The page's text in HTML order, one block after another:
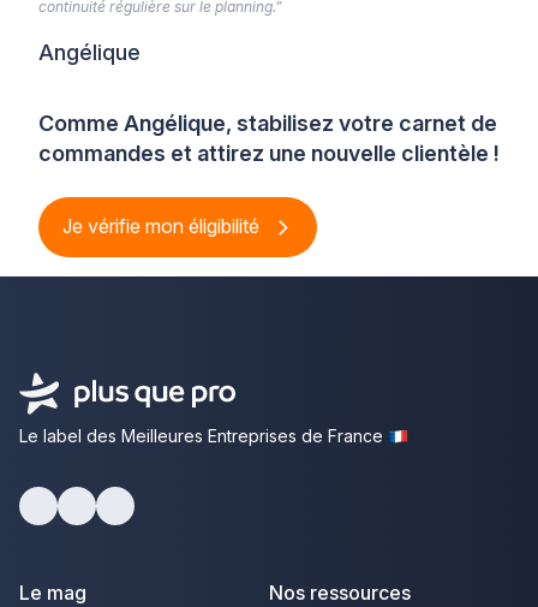
Comme Angélique, stabilisez votre carnet de
commandes et attirez une nouvelle clientèle !
Je vérifie mon éligibilité
continuité régulière sur le planning.”
Angélique
Le label des Meilleures Entreprises de France
Le mag Nos ressources